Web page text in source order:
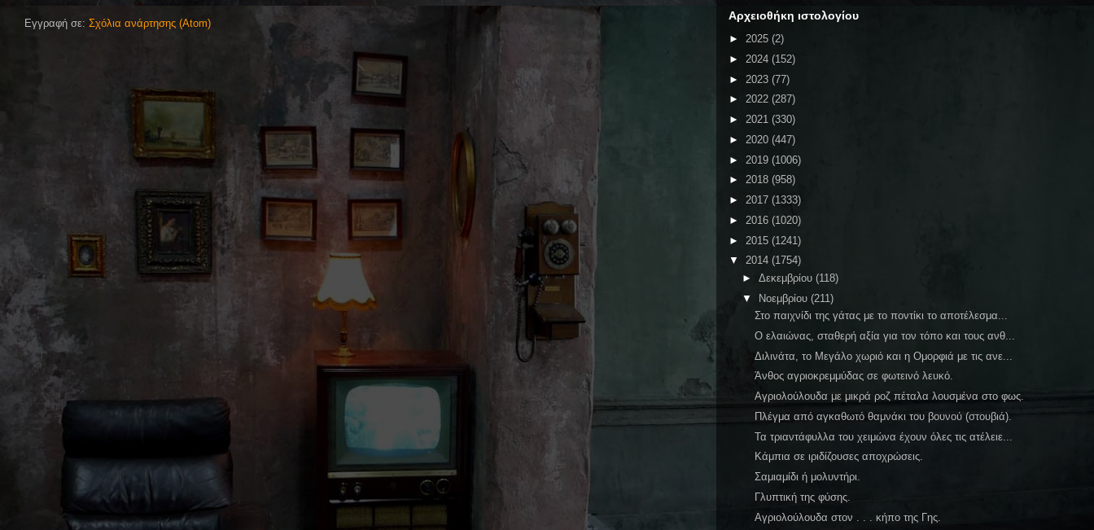
Εγγραφή σε: Σχόλια ανάρτησης (Atom)
Αρχειοθήκη ιστολογίου
► 2025 (2)
► 2024 (152)
► 2023 (77)
► 2022 (287)
► 2021 (330)
► 2020 (447)
► 2019 (1006)
► 2018 (958)
► 2017 (1333)
► 2016 (1020)
► 2015 (1241)
▼ 2014 (1754)
► Δεκεμβρίου (118)
▼ Νοεμβρίου (211)
Στο παιχνίδι της γάτας με το ποντίκι το αποτέλεσμα...
Ο ελαιώνας, σταθερή αξία για τον τόπο και τους ανθ...
Διλινάτα, το Μεγάλο χωριό και η Ομορφιά με τις ανε...
Άνθος αγριοκρεμμύδας σε φωτεινό λευκό.
Αγριολούλουδα με μικρά ροζ πέταλα λουσμένα στο φως.
Πλέγμα από αγκαθωτό θαμνάκι του βουνού (στουβιά).
Τα τριαντάφυλλα του χειμώνα έχουν όλες τις ατέλειε...
Κάμπια σε ιριδίζουσες αποχρώσεις.
Σαμιαμίδι ή μολυντήρι.
Γλυπτική της φύσης.
Αγριολούλουδα στον . . . κήπο της Γης.